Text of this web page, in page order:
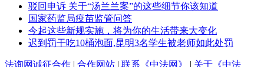
驳回申诉 关于“汤兰兰案”的这些细节你该知道
国家药监局疫苗监管问答
今起这些新规实施，将为你的生活带来大变化
迟到罚干吃10桶泡面,昆明3名学生被老师如此处罚
法询网诚征合作 | 合作网站 | 联系《中法网》 | 关于《中法